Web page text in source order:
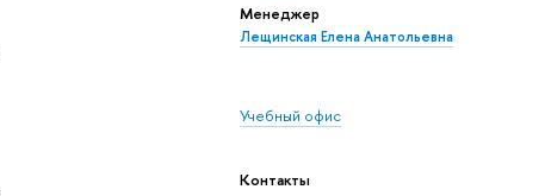
Менеджер
Лещинская Елена Анатольевна
Учебный офис
Контакты